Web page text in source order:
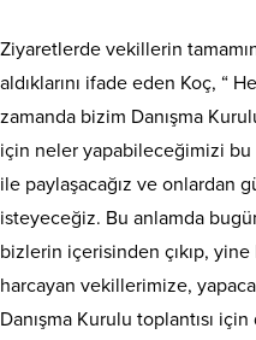
Ziyaretlerde vekillerin
aldıklarını ifade eden Koç, “
zamanda bizim Danışma
için neler yapabileceğimizi
ile paylaşacağız ve onlardan
isteyeceğiz. Bu anlamda
bizlerin içerisinden çıkıp,
harcayan vekillerimize,
Danışma Kurulu toplantısı